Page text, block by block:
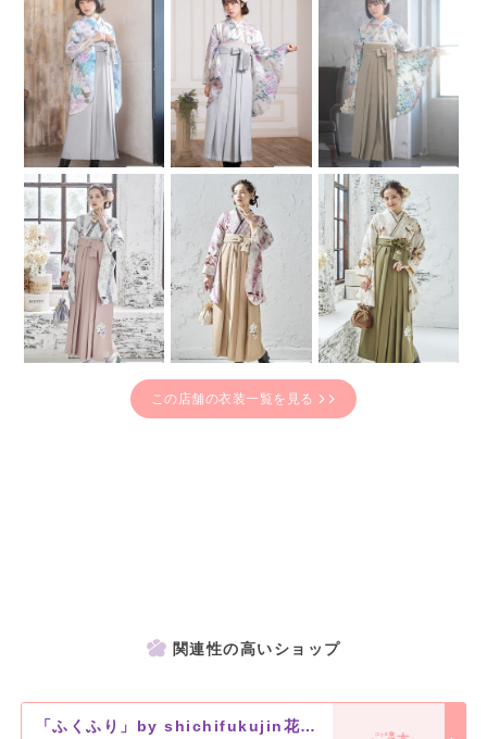
この店舗の衣装一覧を見る
関連性の高いショップ
「ふくふり」by shichifukujin花巻店